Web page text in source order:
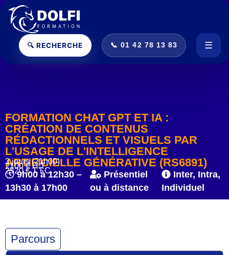
🔍 RECHERCHE 📞 01 42 78 13 83 ☰
FORMATION CHAT GPT ET IA :
CRÉATION DE CONTENUS
RÉDACTIONNELS ET VISUELS PAR
L'USAGE DE L'INTELLIGENCE
ARTIFICIELLE GÉNÉRATIVE (RS6891)
3 jours (21h00)
2100 € H.T.
2520 € T.T.C.
9h00 à 12h30 –
13h30 à 17h00
Présentiel
ou à distance
Inter, Intra,
Individuel
Parcours